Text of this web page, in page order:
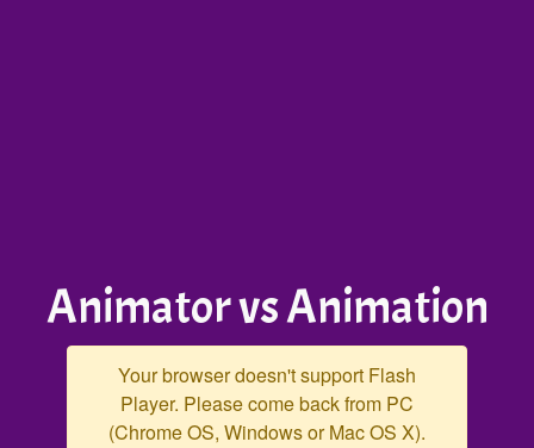
Animator vs Animation
Your browser doesn't support Flash
Player. Please come back from PC
(Chrome OS, Windows or Mac OS X).